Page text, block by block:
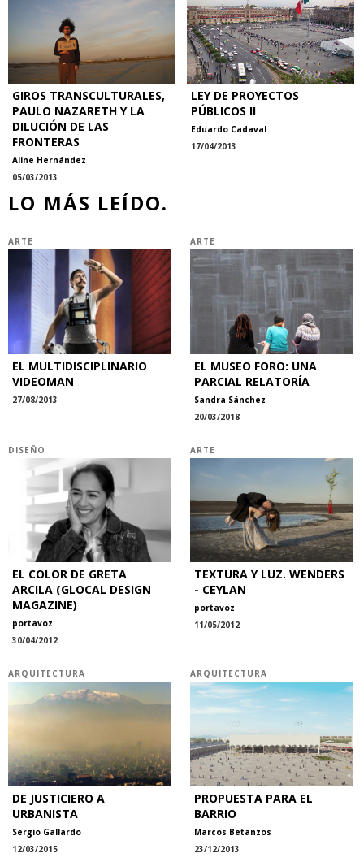
GIROS TRANSCULTURALES,
PAULO NAZARETH Y LA
DILUCIÓN DE LAS
FRONTERAS
Aline Hernández
05/03/2013
LEY DE PROYECTOS
PÚBLICOS II
Eduardo Cadaval
17/04/2013
LO MÁS LEÍDO.
ARTE
EL MULTIDISCIPLINARIO
VIDEOMAN
27/08/2013
ARTE
EL MUSEO FORO: UNA
PARCIAL RELATORÍA
Sandra Sánchez
20/03/2018
DISEÑO
EL COLOR DE GRETA
ARCILA (GLOCAL DESIGN
MAGAZINE)
portavoz
30/04/2012
ARTE
TEXTURA Y LUZ. WENDERS
- CEYLAN
portavoz
11/05/2012
ARQUITECTURA
DE JUSTICIERO A
URBANISTA
Sergio Gallardo
12/03/2015
ARQUITECTURA
PROPUESTA PARA EL
BARRIO
Marcos Betanzos
23/12/2013